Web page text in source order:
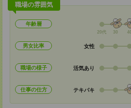
職場の雰囲気
年齢層
20代 30
男女比率 女性
職場の様子 活気あり
仕事の仕方 テキパキ